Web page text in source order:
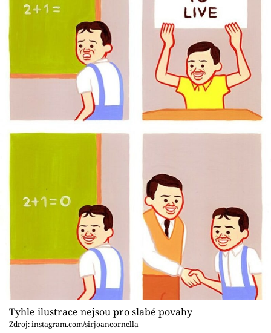
Tyhle ilustrace nejsou pro slabé povahy
Zdroj: instagram.com/sirjoancornella